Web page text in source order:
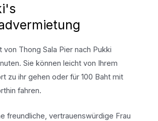
von Thong Sala Pier nach Pukki
Sie können leicht von Ihrem
zu ihr gehen oder für 100 Baht mit
fahren.
freundliche, vertrauenswürdige Frau